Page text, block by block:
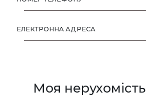
ЕЛЕКТРОННА АДРЕСА
Моя нерухомість